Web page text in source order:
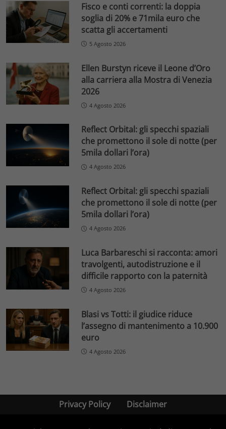
Fisco e conti correnti: la doppia
soglia di 20% e 71mila euro che
scatta gli accertamenti
5 Agosto 2026
Ellen Burstyn riceve il Leone d’Oro
alla carriera alla Mostra di Venezia
2026
4 Agosto 2026
Reflect Orbital: gli specchi spaziali
che promettono il sole di notte (per
5mila dollari l’ora)
4 Agosto 2026
Reflect Orbital: gli specchi spaziali
che promettono il sole di notte (per
5mila dollari l’ora)
4 Agosto 2026
Luca Barbareschi si racconta: amori
travolgenti, autodistruzione e il
difficile rapporto con la paternità
4 Agosto 2026
Blasi vs Totti: il giudice riduce
l’assegno di mantenimento a 10.900
euro
4 Agosto 2026
Privacy Policy Disclaimer